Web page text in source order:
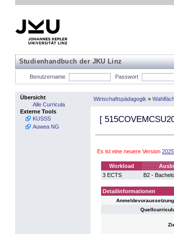
Studienhandbuch der JKU Linz
Benutzername Passwort
Übersicht
Alle Curricula
Externe Tools
KUSSS
Auwea NG
Wirtschaftspädagogik »
[
Es ist eine neuere Version
Workload
3 ECTS
B2 -
Detailinformationen